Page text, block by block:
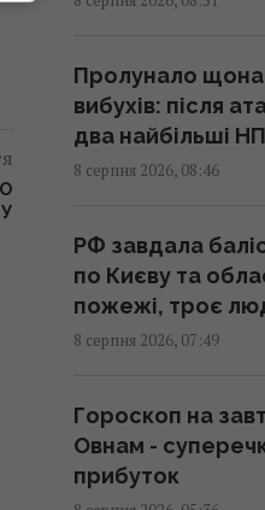
суперечки,
08:20 субота, 08 серпня
свіжіше
08:15 субота, 08 серпня
зустріч з рідними
08:10 субота, 08 серпня
Пролунало
вибухів: після
два найбільші
8 серпня 2026, 08:46
РФ завдала
по Києву та
пожежі, троє
8 серпня 2026, 07:49
Гороскоп на
Овнам -
прибуток